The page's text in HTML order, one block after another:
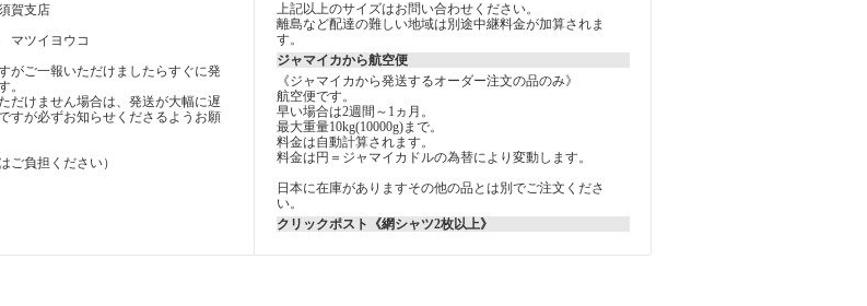
賀支店
マツイヨウコ
がご一報いただけましたらすぐに発
。
だけません場合は、発送が大幅に遅
すが必ずお知らせくださるようお願
ご負担ください）
上記以上のサイズはお問い合わせください。
離島など配達の難しい地域は別途中継料金が加算されま
す。
ジャマイカから航空便
《ジャマイカから発送するオーダー注文の品のみ》
航空便です。
早い場合は2週間～1ヵ月。
最大重量10kg(10000g)まで。
料金は自動計算されます。
料金は円＝ジャマイカドルの為替により変動します。
日本に在庫がありますその他の品とは別でご注文くださ
い。
クリックポスト《網シャツ2枚以上》